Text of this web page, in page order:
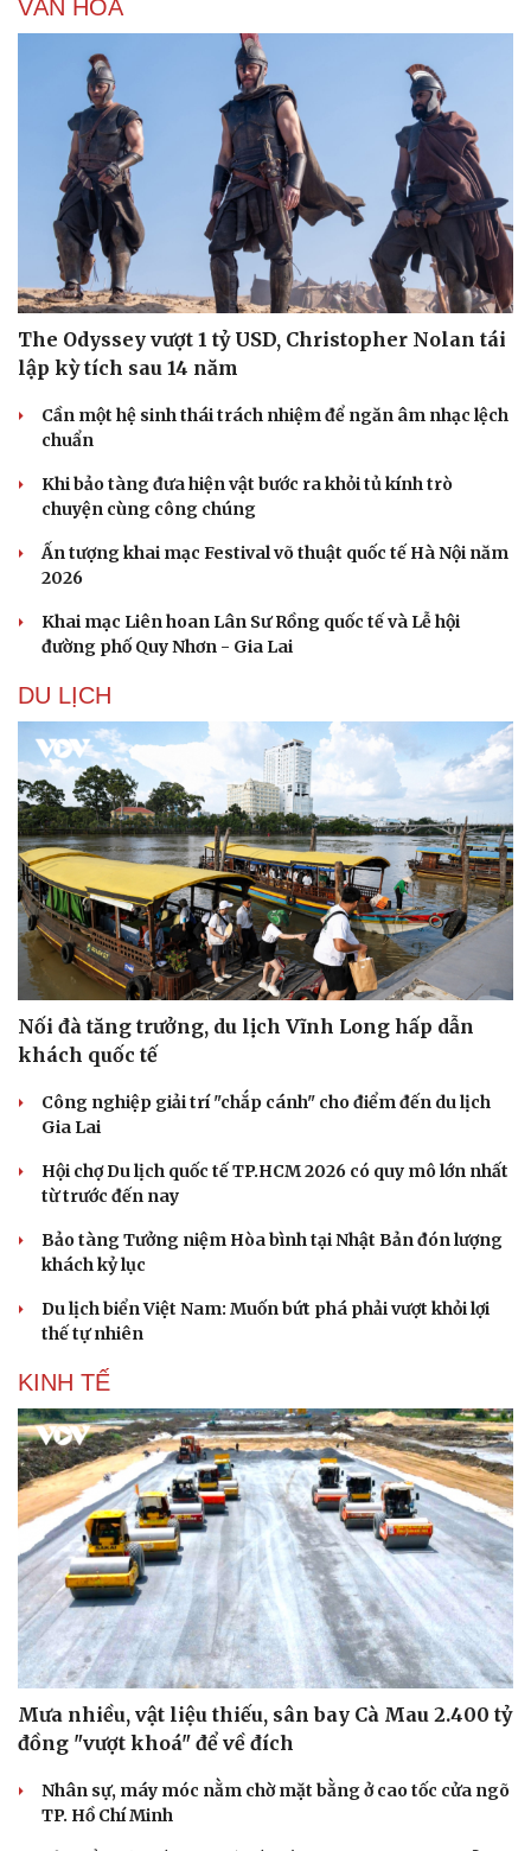
Văn hóa
Sân khấu - Điện ảnh
Văn học
Di sản
Nghệ sĩ
VĂN HÓA
The Odyssey vượt 1 tỷ USD, Christopher Nolan tái
lập kỳ tích sau 14 năm
Cần một hệ sinh thái trách nhiệm để ngăn âm nhạc lệch
chuẩn
Khi bảo tàng đưa hiện vật bước ra khỏi tủ kính trò
chuyện cùng công chúng
Ấn tượng khai mạc Festival võ thuật quốc tế Hà Nội năm
2026
Khai mạc Liên hoan Lân Sư Rồng quốc tế và Lễ hội
đường phố Quy Nhơn - Gia Lai
DU LỊCH
Nối đà tăng trưởng, du lịch Vĩnh Long hấp dẫn
khách quốc tế
Công nghiệp giải trí "chắp cánh" cho điểm đến du lịch
Gia Lai
Hội chợ Du lịch quốc tế TP.HCM 2026 có quy mô lớn nhất
từ trước đến nay
Bảo tàng Tưởng niệm Hòa bình tại Nhật Bản đón lượng
khách kỷ lục
Du lịch biển Việt Nam: Muốn bứt phá phải vượt khỏi lợi
thế tự nhiên
KINH TẾ
Mưa nhiều, vật liệu thiếu, sân bay Cà Mau 2.400 tỷ
đồng "vượt khoá" để về đích
Nhân sự, máy móc nằm chờ mặt bằng ở cao tốc cửa ngõ
TP. Hồ Chí Minh